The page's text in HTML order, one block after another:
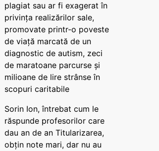
plagiat sau ar fi exagerat în
privința realizărilor sale,
promovate printr-o poveste
de viață marcată de un
diagnostic de autism, zeci
de maratoane parcurse și
milioane de lire strânse în
scopuri caritabile
Sorin Ion, întrebat cum le
răspunde profesorilor care
dau an de an Titularizarea,
obțin note mari, dar nu au